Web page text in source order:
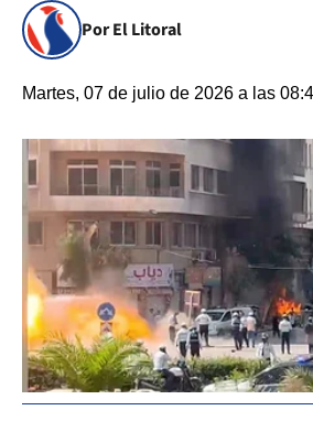
Por El Litoral
Martes, 07 de julio de 2026 a las